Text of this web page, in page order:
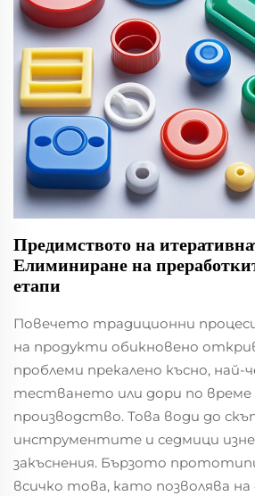
Предимството на
Елиминиране на
етапи
Повечето традиционни
на продукти обикновено
проблеми прекалено късно, най-
тестването или дори по време
производство. Това води до
инструментите и седмици
закъснения. Бързото
всичко това, като позволява